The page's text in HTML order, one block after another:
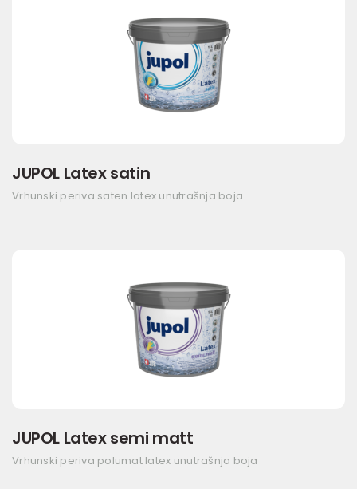
JUPOL Latex satin
Vrhunski periva saten latex unutrašnja boja
JUPOL Latex semi matt
Vrhunski periva polumat latex unutrašnja boja